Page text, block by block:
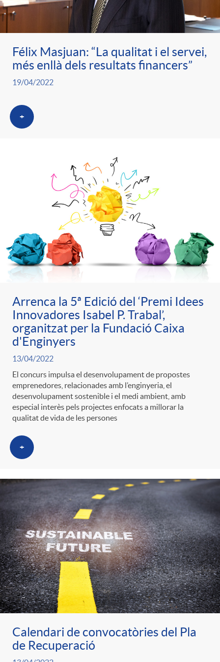
r
a
S
a
e
p
r
e
n
s
a
ó
p
e
r
e
g
o
r
i
e
s
t
e
n
i
n
c
l
a
F
i
l
t
r
o
C
a
t
e
l
c
a
d
e
c
o
n
t
i
n
g
u
t
s
Félix Masjuan: “La qualitat i el servei,
més enllà dels resultats financers”
19/04/2022
+
Arrenca la 5ª Edició del ‘Premi Idees
Innovadores Isabel P. Trabal’,
organitzat per la Fundació Caixa
d'Enginyers
13/04/2022
El concurs impulsa el desenvolupament de propostes
emprenedores, relacionades amb l’enginyeria, el
desenvolupament sostenible i el medi ambient, amb
especial interès pels projectes enfocats a millorar la
qualitat de vida de les persones
+
Calendari de convocatòries del Pla
de Recuperació